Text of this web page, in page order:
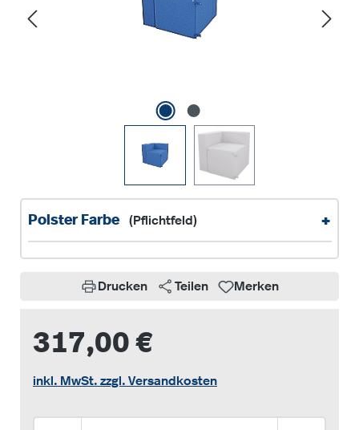
Polster Farbe (Pflichtfeld) +
Drucken Teilen Merken
317,00 €
inkl. MwSt. zzgl. Versandkosten